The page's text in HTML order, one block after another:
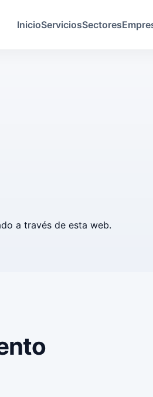
InicioServiciosSectores
a través de esta web.